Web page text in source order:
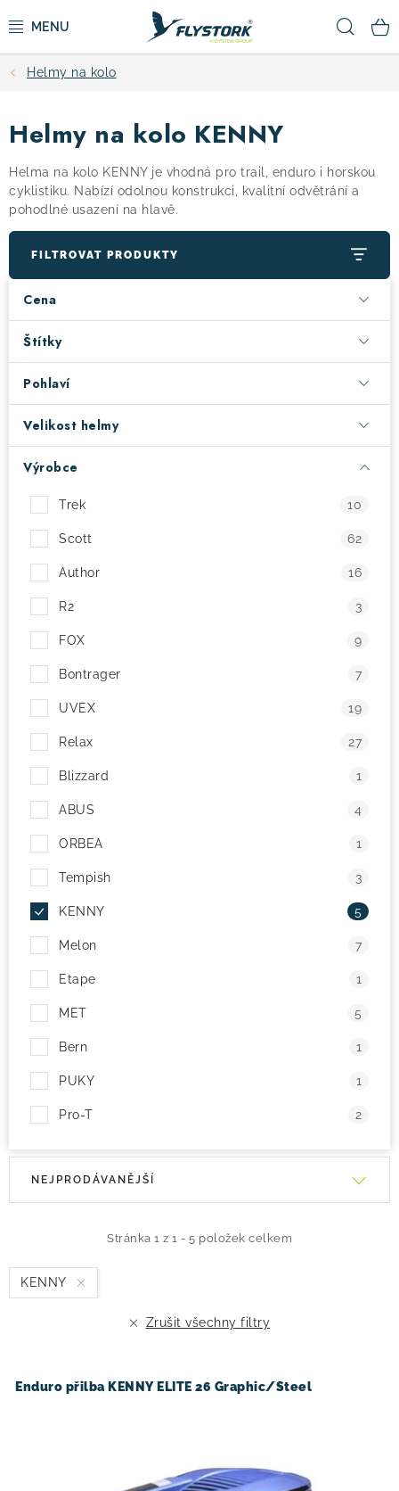
na
CYKLISTIKA
ZIMNÍ SPORTY
KOLOBĚŽKY
OBLEČENÍ A BOTY
DOPLŇKY
CAMPING
VÝPRODEJ
Obchodní podmínky
Moje objednávka
Helmy na kolo
Helmy na kolo KENNY
Helma na kolo KENNY je vhodná pro trail, enduro i horskou
cyklistiku. Nabízí odolnou konstrukci, kvalitní odvětrání a
pohodlné usazení na hlavě.
FILTROVAT PRODUKTY
Cena
Štítky
Pohlaví
Velikost helmy
Výrobce
Trek 10
Scott 62
Author 16
R2 3
FOX 9
Bontrager 7
UVEX 19
Relax 27
Blizzard 1
ABUS 4
ORBEA 1
Tempish 3
KENNY 5
Melon 7
Etape 1
MET 5
Bern 1
PUKY 1
Pro-T 2
V
s
p
u
Stránka 1 z 1 - 5 položek celkem
Ř
n
í
d
NEJPRODÁVANĚJŠÍ
KENNY
Zrušit všechny filtry
Enduro přilba KENNY ELITE 26 Graphic/Steel